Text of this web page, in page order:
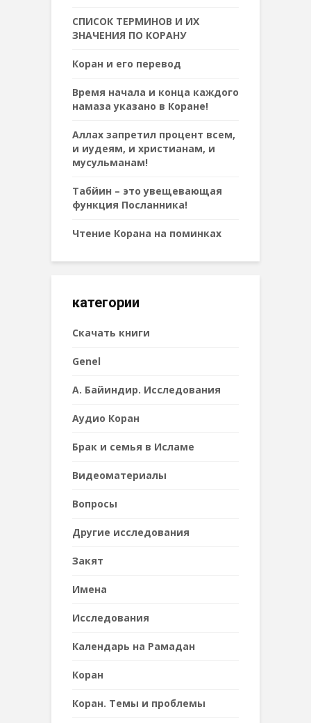
СПИСОК ТЕРМИНОВ И ИХ
ЗНАЧЕНИЯ ПО КОРАНУ
Коран и его перевод
Время начала и конца каждого
намаза указано в Коране!
Аллах запретил процент всем,
и иудеям, и христианам, и
мусульманам!
Табйин – это увещевающая
функция Посланника!
Чтение Корана на поминках
категории
Cкачать книги
Genel
А. Байиндир. Исследования
Аудио Коран
Брак и семья в Исламе
Видеоматериалы
Вопросы
Другие исследования
Закят
Имена
Исследования
Календарь на Рамадан
Коран
Коран. Темы и проблемы